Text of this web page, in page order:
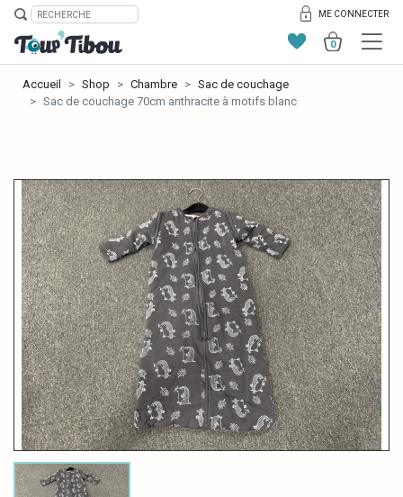
ME CONNECTER
0
Accueil Shop Chambre
Sac de couchage
Sac de couchage 70cm anthracite à motifs blanc